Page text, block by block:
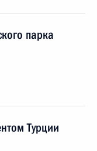
парка
Турции